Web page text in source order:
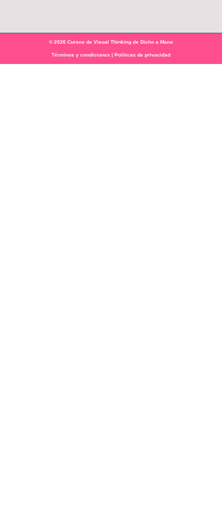
© 2026 Cursos de Visual Thinking de Dicho a Mano
Términos y condiciones Políticas de privacidad